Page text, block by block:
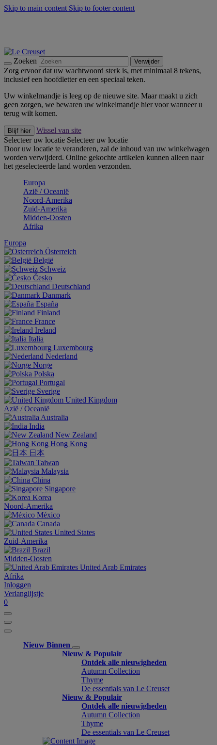
Skip to main content Skip to footer content
Zoeken Verwijder
Zorg ervoor dat uw wachtwoord sterk is, met minimaal 8 tekens,
inclusief een hoofdletter en een speciaal teken.
Uw winkelmandje is leeg op de nieuwe site. Maar maakt u zich
geen zorgen, we bewaren uw winkelmandje hier voor wanneer u
terug wilt komen.
Blijf hier
Wissel van site
Selecteer uw locatie Selecteer uw locatie
Door uw locatie te veranderen, zal de inhoud van uw winkelwagen
worden verwijderd. Online gekochte artikelen kunnen alleen naar
het geselecteerde land worden verzonden.
Europa
Aziё / Oceaniё
Noord-Amerika
Zuid-Amerika
Midden-Oosten
Afrika
Europa
Österreich
België
Schweiz
Česko
Deutschland
Danmark
España
Finland
France
Ireland
Italia
Luxembourg
Nederland
Norge
Polska
Portugal
Sverige
United Kingdom
Aziё / Oceaniё
Australia
India
New Zealand
Hong Kong
日本
Taiwan
Malaysia
China
Singapore
Korea
Noord-Amerika
México
Canada
United States
Zuid-Amerika
Brazil
Midden-Oosten
United Arab Emirates
Afrika
Inloggen
Verlanglijstje
0
Nieuw Binnen
Nieuw & Populair
Ontdek alle nieuwigheden
Autumn Collection
Thyme
De essentials van Le Creuset
Nieuw & Populair
Ontdek alle nieuwigheden
Autumn Collection
Thyme
De essentials van Le Creuset